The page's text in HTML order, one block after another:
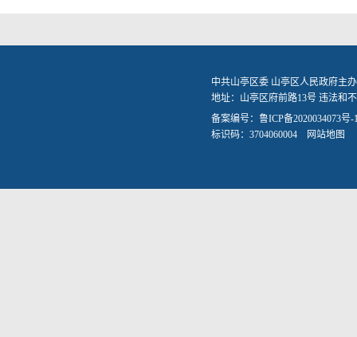
中共山亭区委 山亭区人民政府主
地址：山亭区府前路13号 违法和
备案编号： 鲁ICP备2020034073号-
标识码：3704060004 网站地图